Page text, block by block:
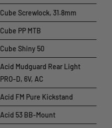
Cube Screwlock, 31.8mm
Cube PP MTB
Cube Shiny 50
Acid Mudguard Rear Light
PRO-D, 6V, AC
Acid FM Pure Kickstand
Acid 53 BB-Mount